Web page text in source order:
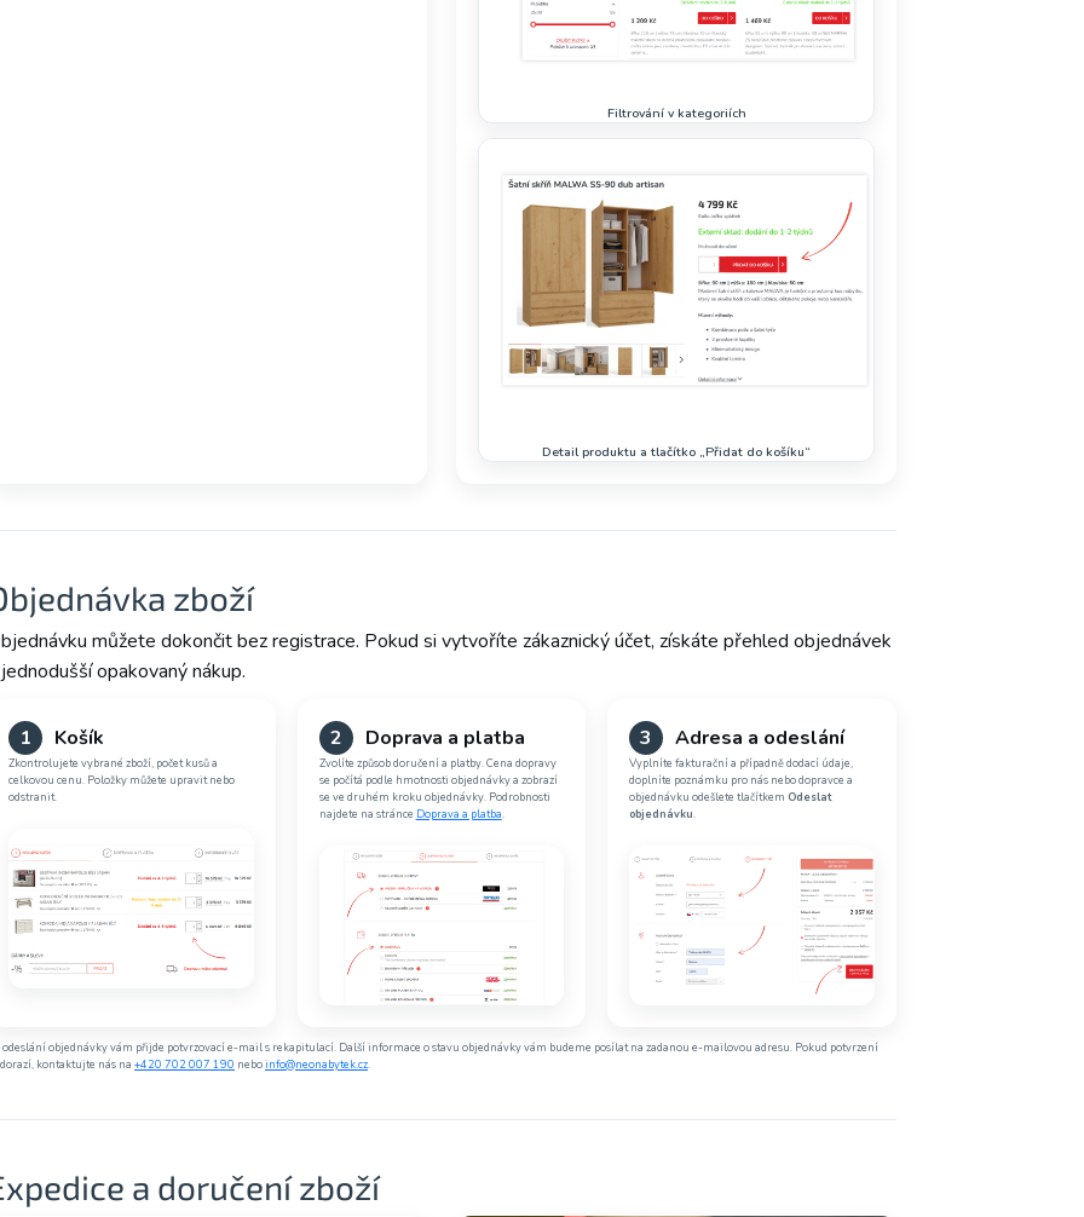
Filtrování v kategoriích
Detail produktu a tlačítko „Přidat do košíku“
zboží
můžete dokončit bez registrace. Pokud si vytvoříte zákaznický účet, získáte přehled objednávek
opakovaný nákup.
1 Košík
Zkontrolujete vybrané zboží, počet kusů a
celkovou cenu. Položky můžete upravit nebo
odstranit.
2 Doprava a platba
Zvolíte způsob doručení a platby. Cena dopravy
se počítá podle hmotnosti objednávky a zobrazí
se ve druhém kroku objednávky. Podrobnosti
najdete na stránce Doprava a platba.
3 Adresa a odeslání
Vyplníte fakturační a případně dodací údaje,
doplníte poznámku pro nás nebo dopravce a
objednávku odešlete tlačítkem Odeslat
objednávku.
odeslání objednávky vám přijde potvrzovací e-mail s rekapitulací. Další informace o stavu objednávky vám budeme posílat na zadanou e-mailovou adresu. Pokud potvrzení
kontaktujte nás na +420 702 007 190 neboinfo@neonabytek.cz.
a doručení zboží